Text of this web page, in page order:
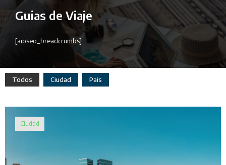
Guias de Viaje
[aioseo_breadcrumbs]
Todos Ciudad Pais
Ciudad